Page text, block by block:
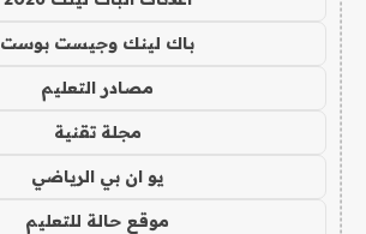
باك لينك وجيست بوست
مصادر التعليم
مجلة تقنية
يو ان بي الرياضي
موقع حالة للتعليم